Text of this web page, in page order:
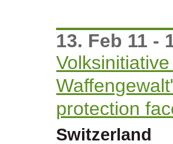
13. Feb 11 -
protection
Switzerland